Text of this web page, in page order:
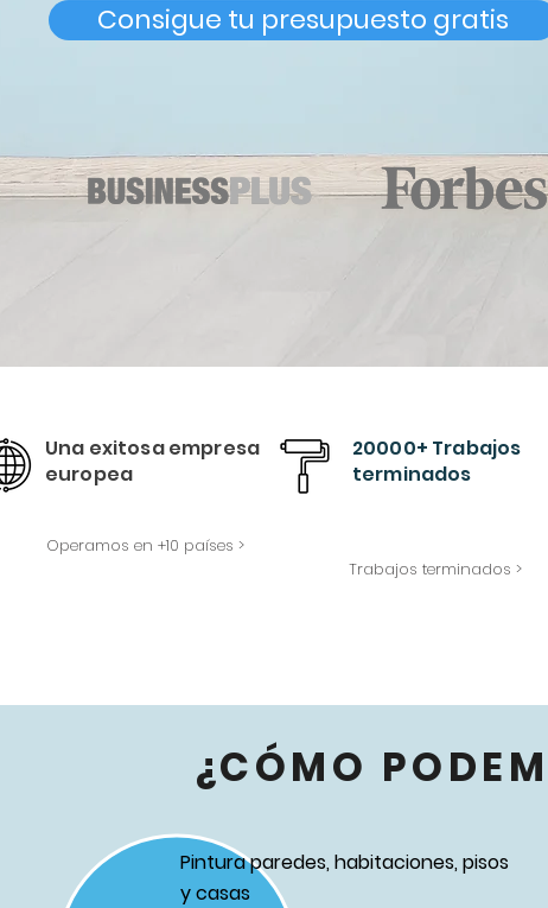
Consigue tu presupuesto gratis
Una exitosa empresa
europea
Operamos en +10 países >
20000+ Trabajos
terminados
Trabajos terminados >
¿CÓMO
Pintura paredes, habitaciones, pisos
y casas